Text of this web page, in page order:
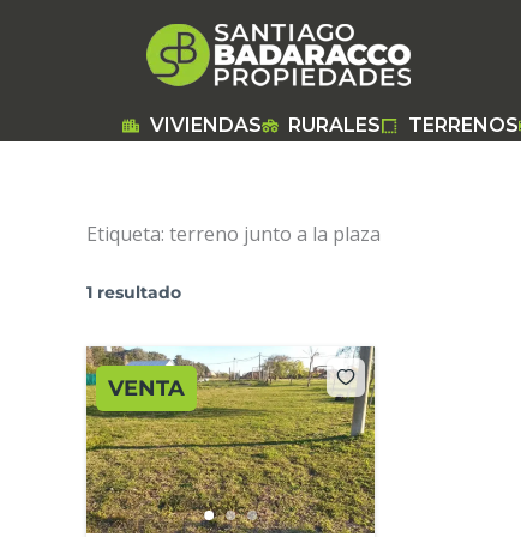
VIVIENDAS RURALES TERRENOS
Etiqueta: terreno junto a la plaza
1 resultado
VENTA